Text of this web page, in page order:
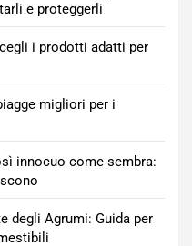
e proteggerli
i prodotti adatti per
migliori per i
innocuo come sembra:
degli Agrumi: Guida per